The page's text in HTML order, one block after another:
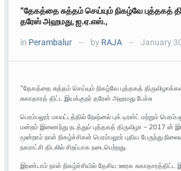
“தேகத்தை சுத்தம் செய்யும் நிகழ்வே புத்தகத்
தரேஸ் அஹமது, ஐ.ஏ.எஸ்.,
in Perambalur — by RAJA — January
“தேகத்தை சுத்தம் செய்யும் நிகழ்வே புத்தகத்
சுகாதாரத் திட்ட இயக்குநர் தரேஸ் அஹமது பேச்சு
பெரம்பலூர் மாவட்டத்தில் நேஷ்னல் புக் டிரஸ்ட் மற்றும்
மன்றம் இணைந்து நடத்தும் புத்தகத் திருவிழா – 2017 ன்
மூன்றாம் நாள் நிகழ்ச்சிகள் பெரம்பலூர் புதிய பேருந்து
நகராட்சி திடலில் சிறப்பாக நடைபெற்றது.
இரண்டாம் நாள் நிகழ்ச்சியில் தேசிய ஊரக சுகாதாரத்திட்ட